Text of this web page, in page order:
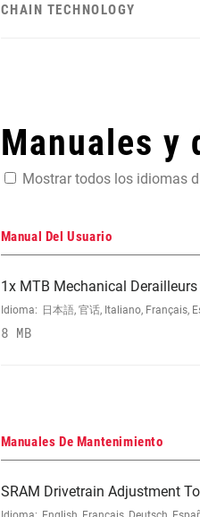
CHAIN TECHNOLOGY
Manuales y
Mostrar todos los idiomas
Manual Del Usuario
1x MTB Mechanical Derailleurs
Idioma: 日本語, 官话, Italiano, Français,
8 MB
Manuales De Mantenimiento
SRAM Drivetrain Adjustment